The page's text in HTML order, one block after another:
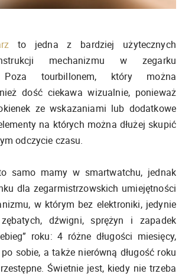
to jedna z bardziej użytecznych
mechanizmu w zegarku
Poza tourbillonem, który można
dość ciekawa wizualnie, ponieważ
ze wskazaniami lub dodatkowe
na których można dłużej skupić
odczycie czasu.
samo mamy w smartwatchu, jednak
dla zegarmistrzowskich umiejętności
w którym bez elektroniki, jedynie
dźwigni, sprężyn i zapadek
roku: 4 różne długości miesięcy,
sobie, a także nierówną długość roku
Świetnie jest, kiedy nie trzeba